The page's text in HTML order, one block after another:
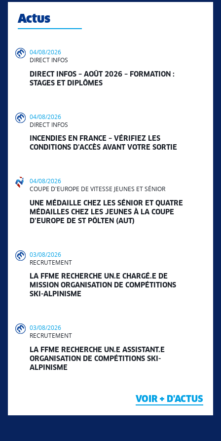
Actus
04/08/2026
DIRECT INFOS
DIRECT INFOS – AOÛT 2026 – FORMATION :
STAGES ET DIPLÔMES
04/08/2026
DIRECT INFOS
INCENDIES EN FRANCE – VÉRIFIEZ LES
CONDITIONS D’ACCÈS AVANT VOTRE SORTIE
04/08/2026
COUPE D'EUROPE DE VITESSE JEUNES ET SÉNIOR
UNE MÉDAILLE CHEZ LES SÉNIOR ET QUATRE
MÉDAILLES CHEZ LES JEUNES À LA COUPE
D’EUROPE DE ST PÖLTEN (AUT)
03/08/2026
RECRUTEMENT
LA FFME RECHERCHE UN.E CHARGÉ.E DE
MISSION ORGANISATION DE COMPÉTITIONS
SKI-ALPINISME
03/08/2026
RECRUTEMENT
LA FFME RECHERCHE UN.E ASSISTANT.E
ORGANISATION DE COMPÉTITIONS SKI-
ALPINISME
VOIR + D'ACTUS